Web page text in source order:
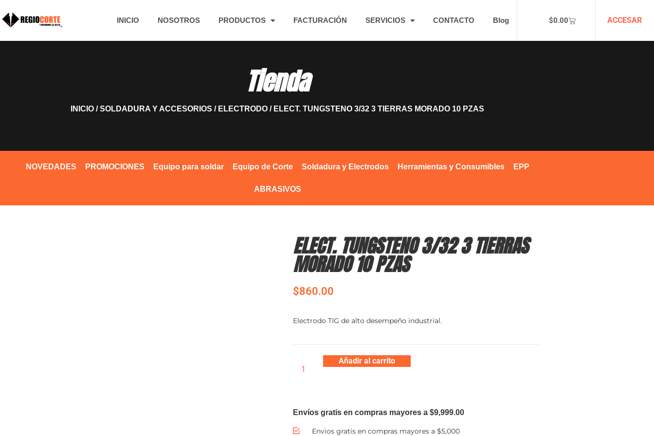
INICIO NOSOTROS PRODUCTOS FACTURACIÓN SERVICIOS CONTACTO Blog $0.00 ACCESAR
Tienda
INICIO /SOLDADURA Y ACCESORIOS / ELECTRODO / ELECT. TUNGSTENO 3/32 3 TIERRAS MORADO 10 PZAS
NOVEDADES PROMOCIONES Equipo para soldar Equipo de Corte Soldadura y Electrodos Herramientas y Consumibles EPP
ABRASIVOS
ELECT. TUNGSTENO 3/32 3 TIERRAS
MORADO 10 PZAS
$860.00
Electrodo TIG de alto desempeño industrial.
Añadir al carrito
Envíos gratis en compras mayores a $9,999.00
Envios gratis en compras mayores a $5,000